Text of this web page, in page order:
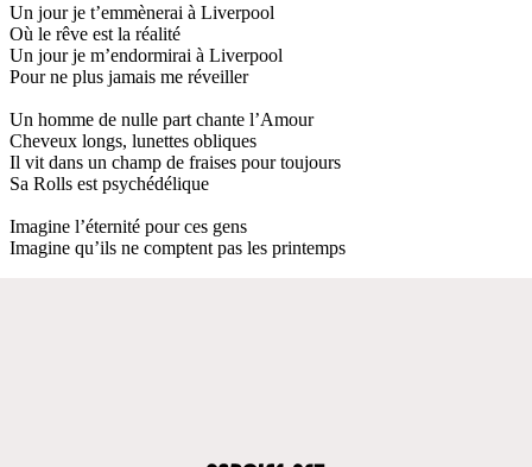
Un jour je t’emmènerai à Liverpool
Où le rêve est la réalité
Un jour je m’endormirai à Liverpool
Pour ne plus jamais me réveiller
Un homme de nulle part chante l’Amour
Cheveux longs, lunettes obliques
Il vit dans un champ de fraises pour toujours
Sa Rolls est psychédélique
Imagine l’éternité pour ces gens
Imagine qu’ils ne comptent pas les printemps